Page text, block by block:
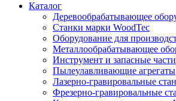
Каталог
Деревообрабатывающее
Станки марки WoodTec
Оборудование для
Металлообрабатывающее
Инструмент и запасные части
Пылеулавливающие агрегаты
Лазерно-гравировальные
Фрезерно-гравировальные